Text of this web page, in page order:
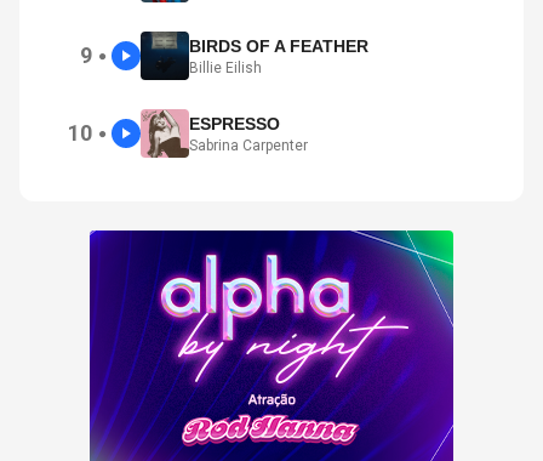
9 ● BIRDS OF A FEATHER
Billie Eilish
10 ● ESPRESSO
Sabrina Carpenter